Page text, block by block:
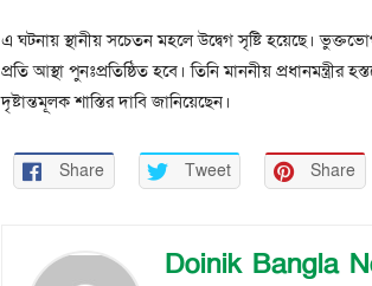
এ ঘটনায় স্থানীয় সচেতন মহলে উদ্বেগ সৃষ্টি হয়েছে।
প্রতি আস্থা পুনঃপ্রতিষ্ঠিত হবে। তিনি মাননীয়
দৃষ্টান্তমূলক শাস্তির দাবি জানিয়েছেন।
Share Tweet Share
Doinik Bangla